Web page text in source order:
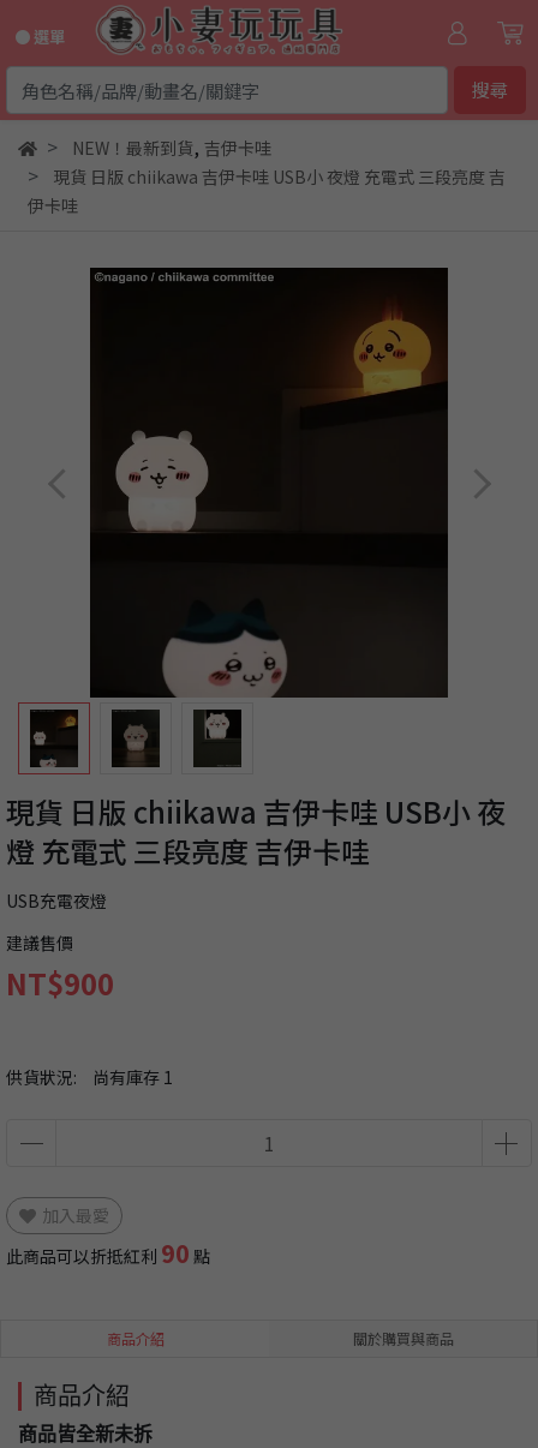
● 選單
搜尋
NEW！最新到貨, 吉伊卡哇
現貨 日版 chiikawa 吉伊卡哇 USB小 夜燈 充電式 三段亮度 吉
伊卡哇
現貨 日版 chiikawa 吉伊卡哇 USB小 夜
燈 充電式 三段亮度 吉伊卡哇
USB充電夜燈
建議售價
NT$900
供貨狀況: 尚有庫存 1
加入最愛
此商品可以折抵紅利 90 點
商品介紹 關於購買與商品
商品介紹
商品皆全新未拆